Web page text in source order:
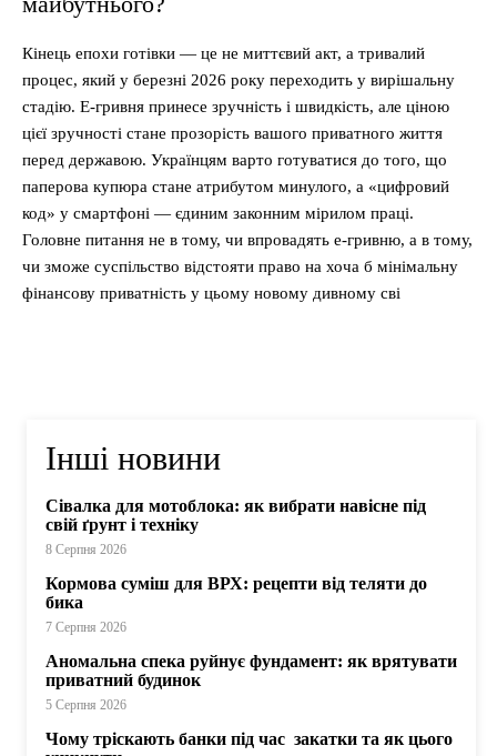
Кінець епохи готівки — це не миттєвий акт, а тривалий
процес, який у березні 2026 року переходить у вирішальну
стадію. Е-гривня принесе зручність і швидкість, але ціною
цієї зручності стане прозорість вашого приватного життя
перед державою. Українцям варто готуватися до того, що
паперова купюра стане атрибутом минулого, а «цифровий
код» у смартфоні — єдиним законним мірилом праці.
Головне питання не в тому, чи впровадять е-гривню, а в тому,
чи зможе суспільство відстояти право на хоча б мінімальну
фінансову приватність у цьому новому дивному сві
Інші новини
Сівалка для мотоблока: як вибрати навісне під
свій ґрунт і техніку
8 Серпня 2026
Кормова суміш для ВРХ: рецепти від теляти до
бика
7 Серпня 2026
Аномальна спека руйнує фундамент: як врятувати
приватний будинок
5 Серпня 2026
Чому тріскають банки під час закатки та як цього